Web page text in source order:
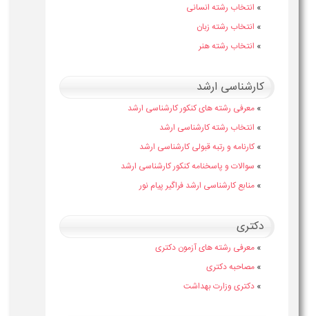
» انتخاب رشته انسانی
» انتخاب رشته زبان
» انتخاب رشته هنر
کارشناسی ارشد
» معرفی رشته های کنکور کارشناسی ارشد
» انتخاب رشته کارشناسی ارشد
» کارنامه و رتبه قبولی کارشناسی ارشد
» سوالات و پاسخنامه کنکور کارشناسی ارشد
» منابع کارشناسی ارشد فراگیر پیام نور
دکتری
» معرفی رشته های آزمون دکتری
» مصاحبه دکتری
» دکتری وزارت بهداشت